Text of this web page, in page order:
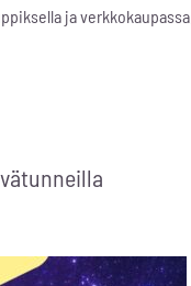
ja verkkokaupassa.